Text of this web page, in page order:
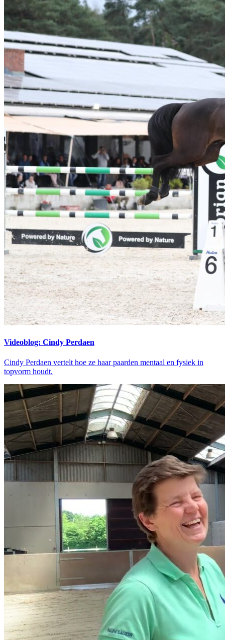
Videoblog: Cindy Perdaen
Cindy Perdaen vertelt hoe ze haar paarden mentaal en fysiek in
topvorm houdt.